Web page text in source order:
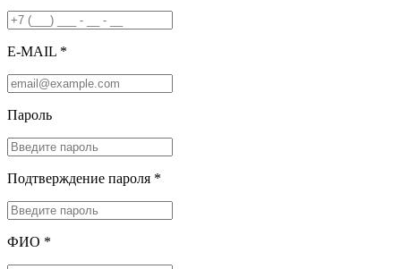
E-MAIL *
Пароль
Подтверждение пароля *
ФИО *